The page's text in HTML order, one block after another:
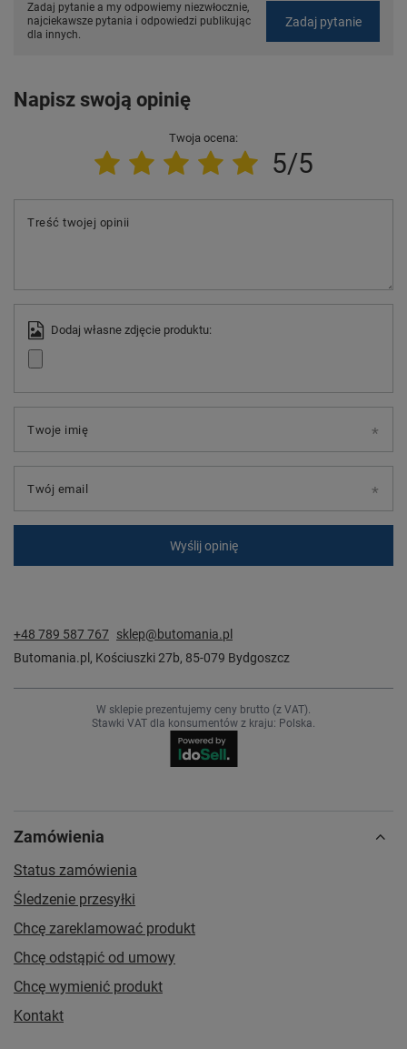
Zadaj pytanie a my odpowiemy niezwłocznie,
najciekawsze pytania i odpowiedzi publikując
dla innych.
Zadaj pytanie
Napisz swoją opinię
Twoja ocena:
5/5
Treść twojej opinii
Dodaj własne zdjęcie produktu:
Twoje imię
Twój email
Wyślij opinię
+48 789 587 767 sklep@butomania.pl
Butomania.pl , Kościuszki 27b, 85-079 Bydgoszcz
W sklepie prezentujemy ceny brutto (z VAT).
Stawki VAT dla konsumentów z kraju: Polska.
Zamówienia
Status zamówienia
Śledzenie przesyłki
Chcę zareklamować produkt
Chcę odstąpić od umowy
Chcę wymienić produkt
Kontakt